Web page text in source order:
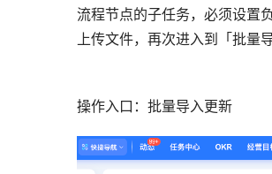
流程节点的子任务，必须设置
上传文件，再次进入到「批量
操作入口：批量导入更新